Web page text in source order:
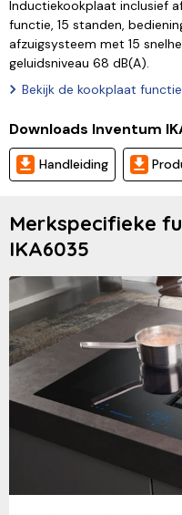
Inductiekookplaat inclusief
functie, 15 standen,
afzuigsysteem met 15
geluidsniveau 68 dB(A).
Bekijk de kookplaat
Downloads Inventum
Handleiding
Merkspecifieke
IKA6035